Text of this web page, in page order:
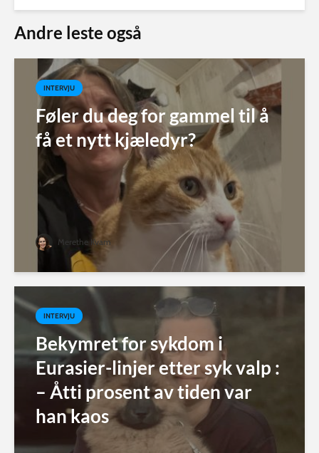
Andre leste også
INTERVJU
Føler du deg for gammel til å
få et nytt kjæledyr?
Merethe Kvam
INTERVJU
Bekymret for sykdom i
Eurasier-linjer etter syk valp :
– Åtti prosent av tiden var
han kaos